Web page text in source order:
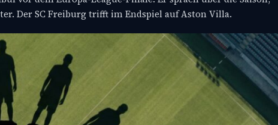
Der SC Freiburg trifft im Endspiel auf Aston Villa.